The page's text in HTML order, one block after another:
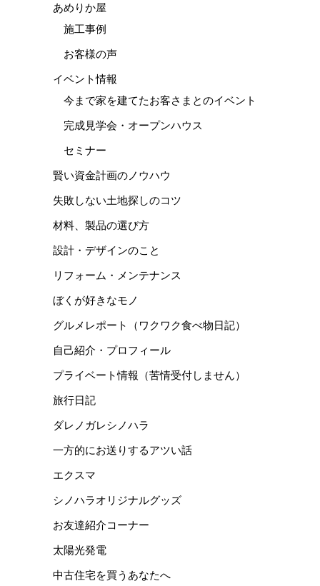
あめりか屋
施工事例
お客様の声
イベント情報
今まで家を建てたお客さまとのイベント
完成見学会・オープンハウス
セミナー
賢い資金計画のノウハウ
失敗しない土地探しのコツ
材料、製品の選び方
設計・デザインのこと
リフォーム・メンテナンス
ぼくが好きなモノ
グルメレポート（ワクワク食べ物日記）
自己紹介・プロフィール
プライベート情報（苦情受付しません）
旅行日記
ダレノガレシノハラ
一方的にお送りするアツい話
エクスマ
シノハラオリジナルグッズ
お友達紹介コーナー
太陽光発電
中古住宅を買うあなたへ